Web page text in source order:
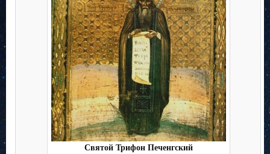
Святой Трифон Печенгский